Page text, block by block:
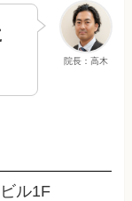
院長：高木
ル1F